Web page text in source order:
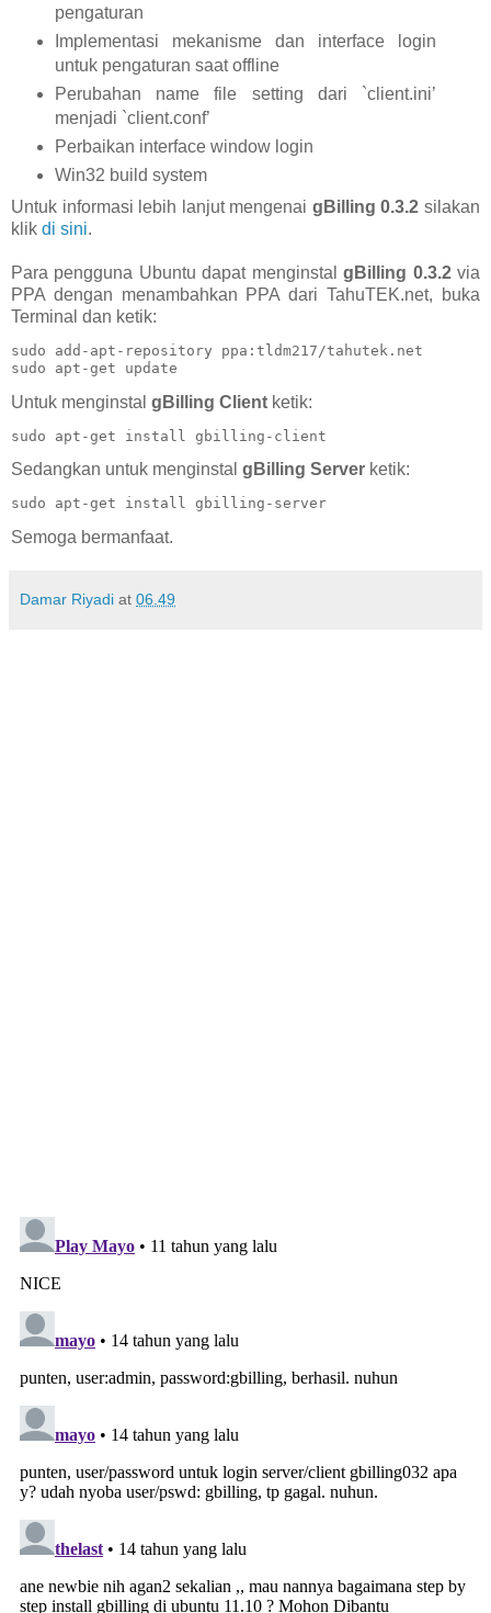
pengaturan
Implementasi mekanisme dan interface login
untuk pengaturan saat offline
Perubahan name file setting dari `client.ini’
menjadi `client.conf’
Perbaikan interface window login
Win32 build system
Untuk informasi lebih lanjut mengenai gBilling 0.3.2 silakan
klik di sini.
Para pengguna Ubuntu dapat menginstalgBilling 0.3.2via
PPA dengan menambahkan PPA dari TahuTEK.net, buka
Terminal dan ketik:
sudo add-apt-repository ppa:tldm217/tahutek.net
sudo apt-get update
Untuk menginstal gBilling Client ketik:
sudo apt-get install gbilling-client
Sedangkan untuk menginstal gBilling Server ketik:
sudo apt-get install gbilling-server
Semoga bermanfaat.
Damar Riyadi at 06.49